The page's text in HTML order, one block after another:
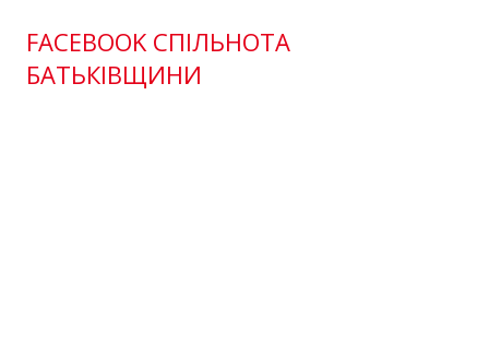
FACEBOOK СПІЛЬНОТА
БАТЬКІВЩИНИ